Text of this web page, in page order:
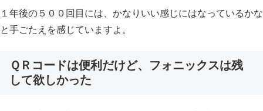
１年後の５００回目には、かなりいい感じにはなっているかな
と手ごたえを感じていますよ。
ＱＲコードは便利だけど、フォニックスは残
して欲しかった